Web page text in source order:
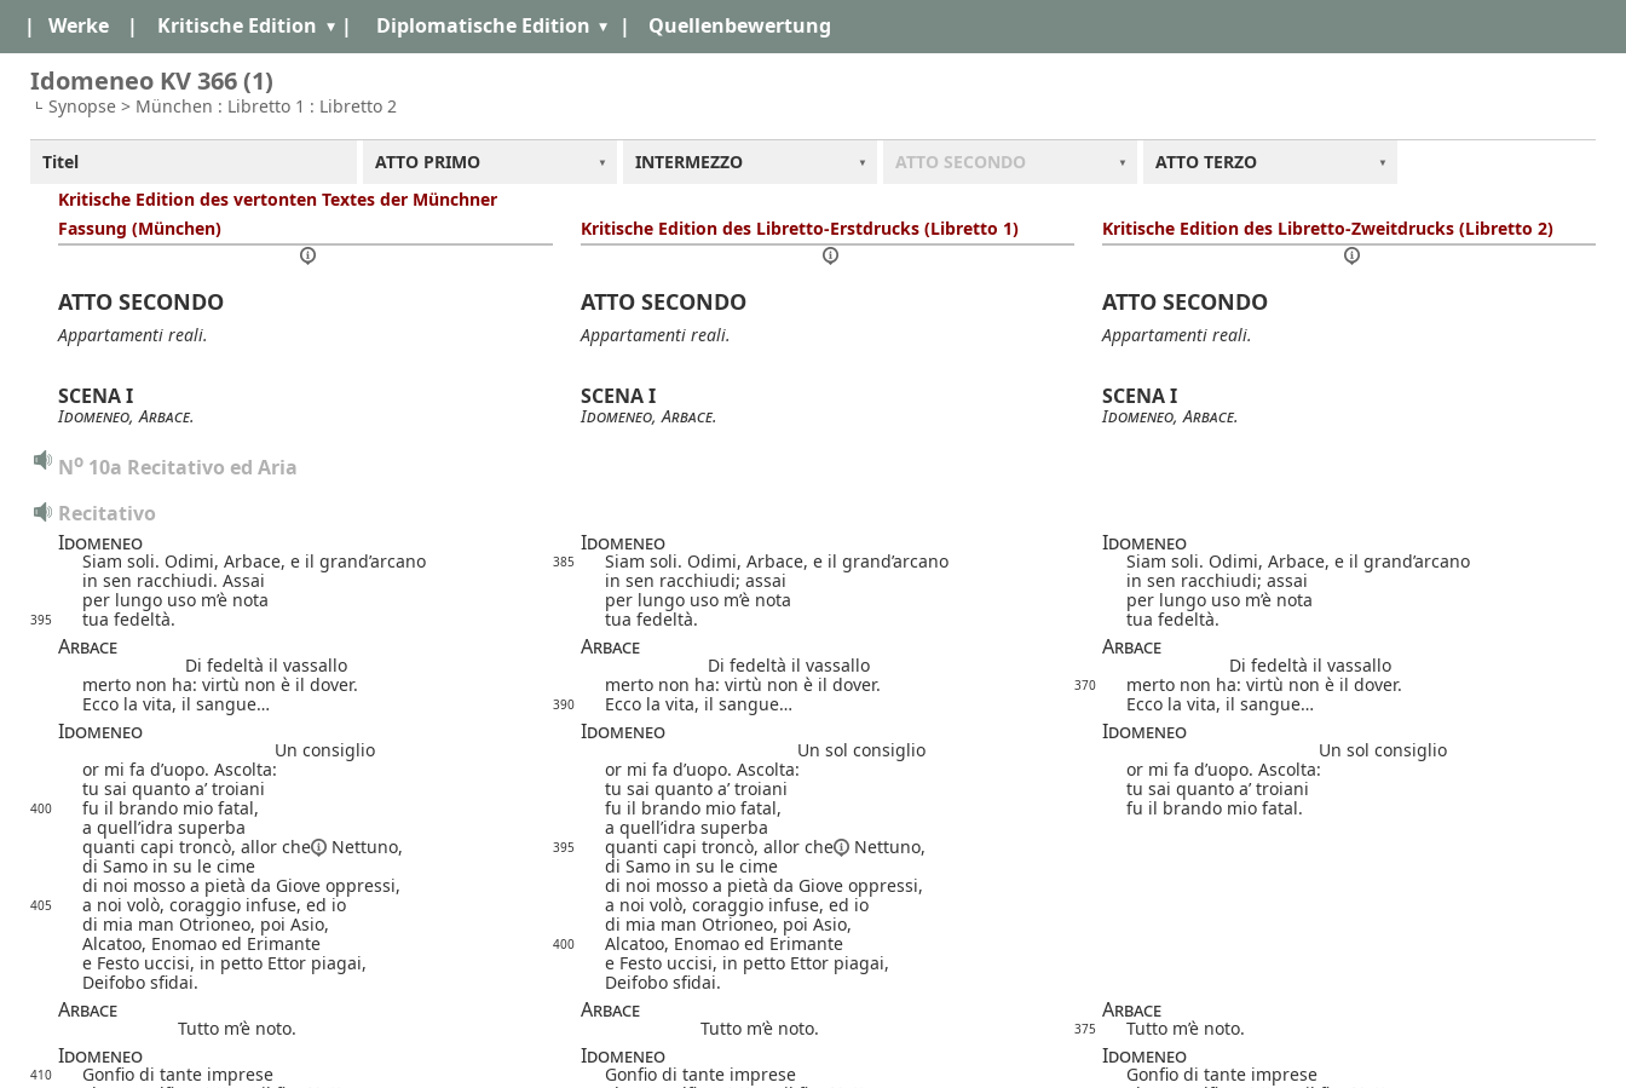
| Werke | Kritische Edition | Diplomatische Edition | Quellenbewertung
Idomeneo KV 366 (1)
Synopse > München : Libretto 1 : Libretto 2
Titel ATTO PRIMO INTERMEZZO ATTO SECONDO
ATTO TERZO
Kritische Edition des vertonten Textes der Münchner
Fassung (München)
Kritische Edition des Libretto-Erstdrucks (Libretto 1) Kritische Edition des Libretto-Zweitdrucks (Libretto 2)
ATTO SECONDO ATTO SECONDO ATTO SECONDO
Appartamenti reali. Appartamenti reali. Appartamenti reali.
SCENA I SCENA I SCENA I
Idomeneo, Arbace. Idomeneo, Arbace. Idomeneo, Arbace.
No 10a Recitativo ed Aria
Recitativo
Idomeneo
Idomeneo Idomeneo
Siam soli. Odimi, Arbace, e il grand’arcano 385 Siam soli. Odimi, Arbace, e il grand’arcano
Siam soli. Odimi, Arbace, e il grand’arcano
in sen racchiudi. Assai
in sen racchiudi; assai
in sen racchiudi; assai
per lungo uso m’è nota
per lungo uso m’è nota per lungo uso m’è nota
395 tua fedeltà. tua fedeltà. tua fedeltà.
Arbace Arbace Arbace
Di fedeltà il vassallo Di fedeltà il vassallo
Di fedeltà il vassallo
merto non ha: virtù non è il dover.
merto non ha: virtù non è il dover. 370
merto non ha: virtù non è il dover.
Ecco la vita, il sangue…
390 Ecco la vita, il sangue… Ecco la vita, il sangue…
Idomeneo Idomeneo Idomeneo
Un consiglio Un sol consiglio
Un sol consiglio
or mi fa d’uopo. Ascolta:
or mi fa d’uopo. Ascolta:
or mi fa d’uopo. Ascolta:
tu sai quanto a’ troiani
tu sai quanto a’ troiani tu sai quanto a’ troiani
400 fu il brando mio fatal, fu il brando mio fatal,
fu il brando mio fatal.
a quell’idra superba
a quell’idra superba
quanti capi troncò, allor che Nettuno, 395 quanti capi troncò, allor che
Nettuno,
di Samo in su le cime
di Samo in su le cime
di noi mosso a pietà da Giove oppressi,
di noi mosso a pietà da Giove oppressi,
405 a noi volò, coraggio infuse, ed io
a noi volò, coraggio infuse, ed io
di mia man Otrioneo, poi Asio,
di mia man Otrioneo, poi Asio,
Alcatoo, Enomao ed Erimante
400
Alcatoo, Enomao ed Erimante
e Festo uccisi, in petto Ettor piagai,
e Festo uccisi, in petto Ettor piagai,
Deifobo sfidai.
Deifobo sfidai.
Arbace Arbace Arbace
Tutto m’è noto. Tutto m’è noto. 375 Tutto m’è noto.
Idomeneo Idomeneo Idomeneo
410 Gonfio di tante imprese Gonfio di tante imprese
Gonfio di tante imprese